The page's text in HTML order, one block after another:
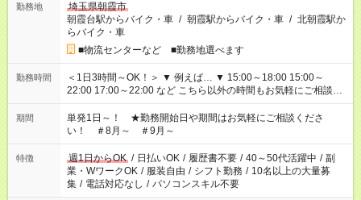
勤務地
埼玉県朝霞市
朝霞台駅からバイク・車 / 朝霞駅からバイク・車 / 北朝霞駅か
らバイク・車
■物流センターなど ■勤務地選べます
勤務時間
＜1日3時間～OK！＞ ▼ 例えば… ▼ 15:00～18:00 15:00～
22:00 17:00～22:00 など こちら以外の時間もお気軽にご相談く
ださい！
期間
単発1日～！ ★勤務開始日や期間はお気軽にご相談くださ
い！ ＃8月～ ＃9月～
特徴 週1日からOK / 日払いOK / 履歴書不要 / 40～50代活躍中 / 副
業・WワークOK / 服装自由 / シフト勤務 / 10名以上の大量募
集 / 電話対応なし / パソコンスキル不要